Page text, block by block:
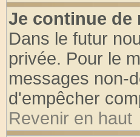
Je continue de
Dans le futur
privée. Pour le
messages non-
d'empêcher
Revenir en haut